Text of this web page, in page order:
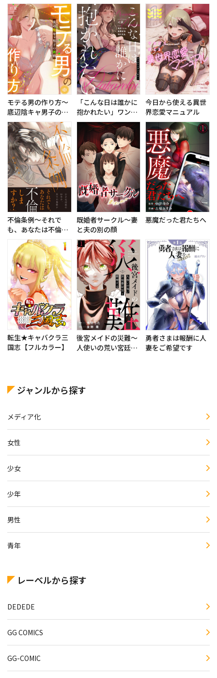
～
楽の操り人形に～
【フルカラー】
くらのアジェンダ～
【フルカラー】
モテる男の作り方～
底辺陰キャ男子の挑
戦～【フルカラー】
「こんな日は誰かに
抱かれたい」ワンナ
イトアンソロジー
今日から使える異世
界恋愛マニュアル
不倫条例～それで
も、あなたは不倫し
ますか？～
既婚者サークル～妻
と夫の別の顔
悪魔だった君たちへ
転生★キャバクラ三
国志【フルカラー】
後宮メイドの災難～
人使いの荒い宮廷書
勇者さまは報酬に人
妻をご希望です
ジャンルから探す
メディア化
女性
少女
少年
男性
青年
レーベルから探す
DEDEDE
GG COMICS
GG-COMIC